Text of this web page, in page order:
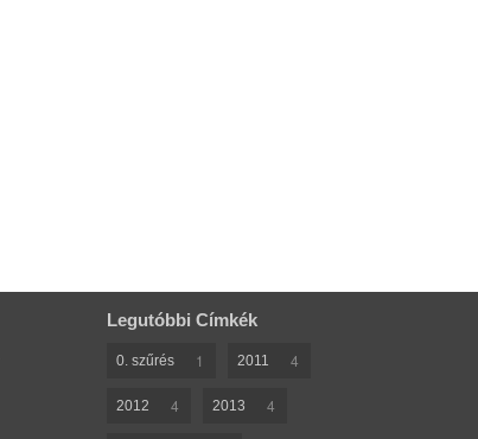
Legutóbbi Címkék
0. szűrés 1 2011 4
2012 4 2013 4